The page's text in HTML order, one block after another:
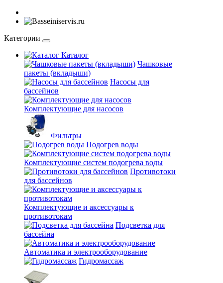
Категории
Каталог
Чашковые
пакеты (вкладыши)
Насосы для
бассейнов
Комплектующие для насосов
Фильтры
Подогрев воды
Комплектующие систем подогрева воды
Противотоки
для бассейнов
Комплектующие и аксессуары к
противотокам
Подсветка для
бассейна
Автоматика и электрооборудование
Гидромассаж